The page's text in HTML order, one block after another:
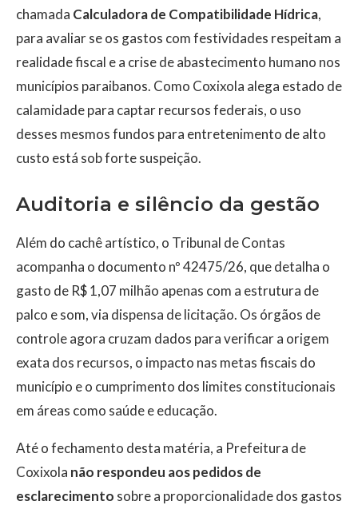
chamada Calculadora de Compatibilidade Hídrica,
para avaliar se os gastos com festividades respeitam a
realidade fiscal e a crise de abastecimento humano nos
municípios paraibanos. Como Coxixola alega estado de
calamidade para captar recursos federais, o uso
desses mesmos fundos para entretenimento de alto
custo está sob forte suspeição.
Auditoria e silêncio da gestão
Além do cachê artístico, o Tribunal de Contas
acompanha o documento nº 42475/26, que detalha o
gasto de R$ 1,07 milhão apenas com a estrutura de
palco e som, via dispensa de licitação. Os órgãos de
controle agora cruzam dados para verificar a origem
exata dos recursos, o impacto nas metas fiscais do
município e o cumprimento dos limites constitucionais
em áreas como saúde e educação.
Até o fechamento desta matéria, a Prefeitura de
Coxixola não respondeu aos pedidos de
esclarecimento sobre a proporcionalidade dos gastos